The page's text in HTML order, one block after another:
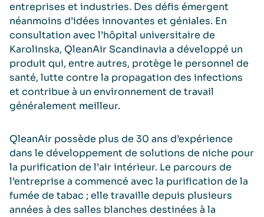
entreprises et industries. Des défis émergent
néanmoins d’idées innovantes et géniales. En
consultation avec l’hôpital universitaire de
Karolinska, QleanAir Scandinavia a développé un
produit qui, entre autres, protège le personnel de
santé, lutte contre la propagation des infections
et contribue à un environnement de travail
généralement meilleur.
QleanAir possède plus de 30 ans d’expérience
dans le développement de solutions de niche pour
la purification de l’air intérieur. Le parcours de
l’entreprise a commencé avec la purification de la
fumée de tabac ; elle travaille depuis plusieurs
années à des salles blanches destinées à la